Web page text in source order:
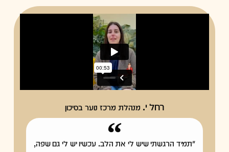
רחל י. מנהלת מרכז נוער בסיכון
"תמיד הרגשתי שיש לי את הלב. עכשיו יש לי גם שפה,